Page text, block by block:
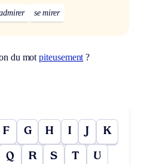
se mirer
du motpiteusement ?
F G H I J K
Q R S T U